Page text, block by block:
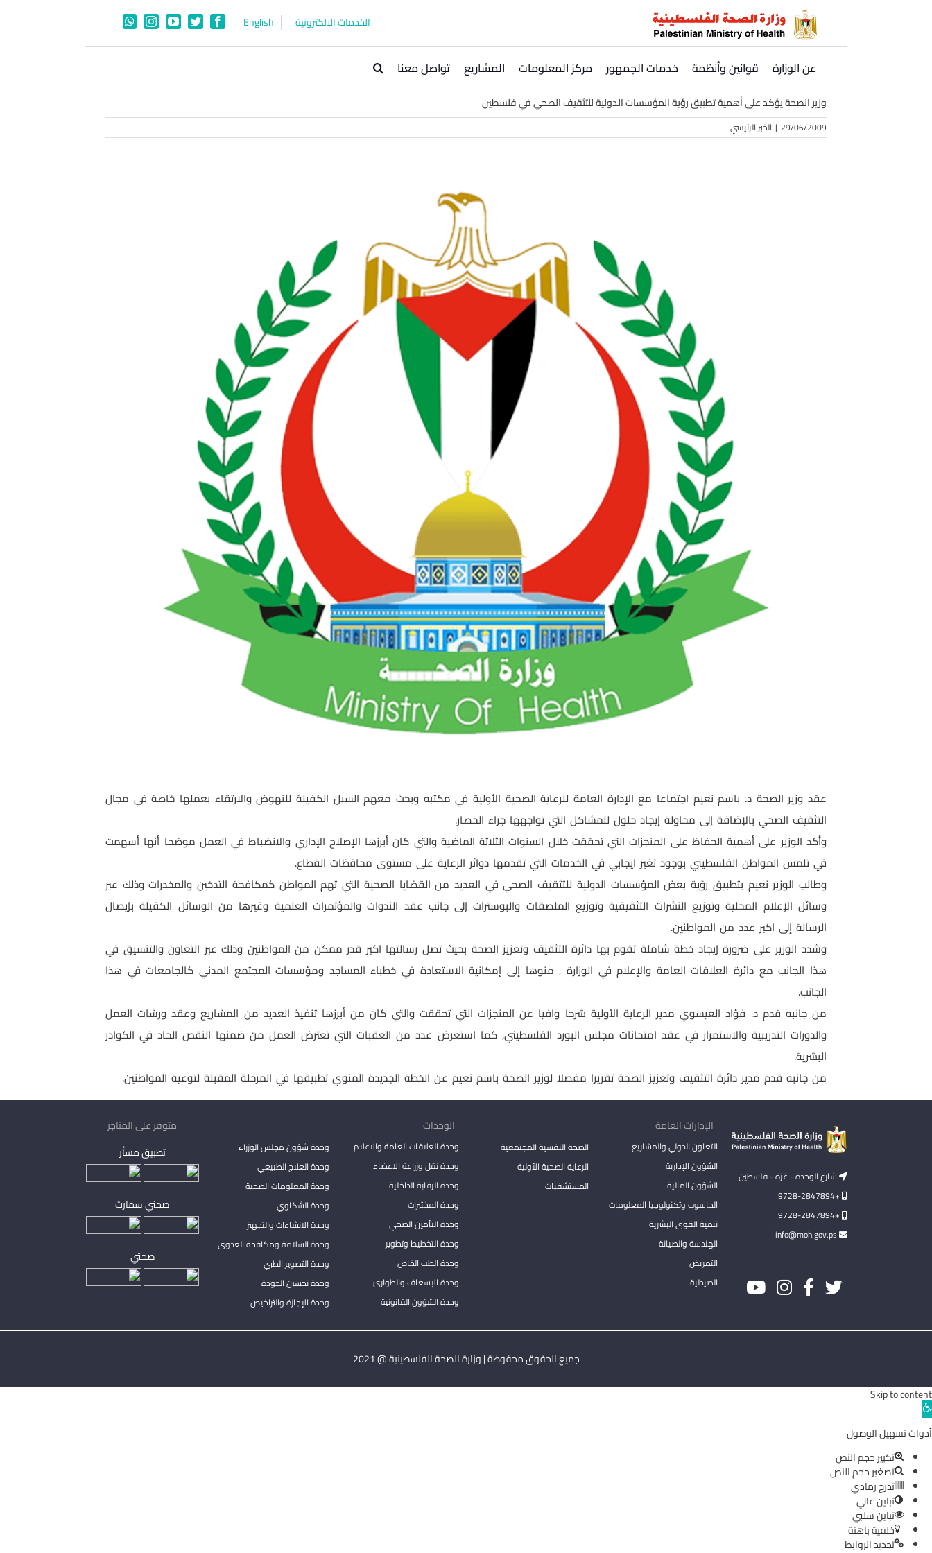
الخدمات الالكترونية English
Facebook
Twitter
YouTube
Instagram
WhatsApp
عن الوزارة قوانين وأنظمة خدمات الجمهور مركز المعلومات المشاريع تواصل معنا
وزير الصحة يؤكد على أهمية تطبيق رؤية المؤسسات الدولية للتثقيف الصحي في فلسطين
29/06/2009
| الخبر الرئيسي
عقد وزير الصحة د. باسم نعيم اجتماعا مع الإدارة العامة للرعاية الصحية الأولية في مكتبه وبحث معهم السبل الكفيلة للنهوض والارتقاء بعملها خاصة في مجال
التثقيف الصحي بالإضافة إلى محاولة إيجاد حلول للمشاكل التي تواجهها جراء الحصار.
وأكد الوزير على أهمية الحفاظ على المنجزات التي تحققت خلال السنوات الثلاثة الماضية والتي كان أبرزها الإصلاح الإداري والانضباط في العمل موضحا أنها أسهمت
في تلمس المواطن الفلسطيني بوجود تغير ايجابي في الخدمات التي تقدمها دوائر الرعاية على مستوى محافظات القطاع.
وطالب الوزير نعيم بتطبيق رؤية بعض المؤسسات الدولية للتثقيف الصحي في العديد من القضايا الصحية التي تهم المواطن كمكافحة التدخين والمخدرات وذلك عبر
وسائل الإعلام المحلية وتوزيع النشرات التثقيفية وتوزيع الملصقات والبوسترات إلى جانب عقد الندوات والمؤتمرات العلمية وغيرها من الوسائل الكفيلة بإيصال
الرسالة إلى اكبر عدد من المواطنين.
وشدد الوزير على ضرورة إيجاد خطة شاملة تقوم بها دائرة التثقيف وتعزيز الصحة بحيث تصل رسالتها اكبر قدر ممكن من المواطنين وذلك عبر التعاون والتنسيق في
هذا الجانب مع دائرة العلاقات العامة والإعلام في الوزارة , منوها إلى إمكانية الاستعادة في خطباء المساجد ومؤسسات المجتمع المدني كالجامعات في هذا
الجانب.
من جانبه قدم د. فؤاد العيسوي مدير الرعاية الأولية شرحا وافيا عن المنجزات التي تحققت والتي كان من أبرزها تنفيذ العديد من المشاريع وعقد ورشات العمل
والدورات التدريبية والاستمرار في عقد امتحانات مجلس البورد الفلسطيني, كما استعرض عدد من العقبات التي تعترض العمل من ضمنها النقص الحاد في الكوادر
البشرية.
من جانبه قدم مدير دائرة التثقيف وتعزيز الصحة تقريرا مفصلا لوزير الصحة باسم نعيم عن الخطة الجديدة المنوي تطبيقها في المرحلة المقبلة لتوعية المواطنين.
شارع الوحدة - غزة - فلسطين
+9728-2847894
+9728-2847894
الإدارات العامة
التعاون الدولي والمشاريع
الشؤون الإدارية
الشؤون المالية
الحاسوب وتكنولوجيا المعلومات
تنمية القوى البشرية
الهندسة والصيانة
التمريض
الصيدلية
الصحة النفسية المجتمعية
الرعاية الصحية الأولية
المستشفيات
الوحدات
وحدة العلاقات العامة والاعلام
وحدة نقل وزراعة الاعضاء
وحدة الرقابة الداخلية
وحدة المختبرات
وحدة التأمين الصحي
وحدة التخطيط وتطوير
وحدة الطب الخاص
وحدة الإسعاف والطوارئ
وحدة الشؤون القانونية
وحدة شؤون مجلس الوزراء
وحدة العلاج الطبيعي
وحدة المعلومات الصحية
وحدة الشكاوي
وحدة الانشاءات والتجهيز
وحدة السلامة ومكافحة العدوى
وحدة التصوير الطبي
وحدة تحسين الجودة
وحدة الإجازة والتراخيص
متوفر على المتاجر
تطبيق مساْر
صحتي سمارت
صحتي
جميع الحقوق محفوظة | وزارة الصحة الفلسطينية @ 2021
Skip to content
Open
toolbar
أدوات تسهيل الوصول
تكبير حجم النص
تصغير حجم النص
تدرج رمادي
تباين عالي
تباين سلبي
خلفية باهتة
تحديد الروابط